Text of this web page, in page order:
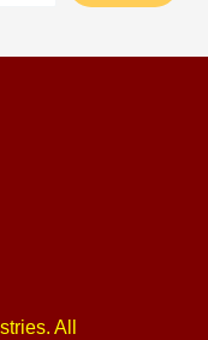
All